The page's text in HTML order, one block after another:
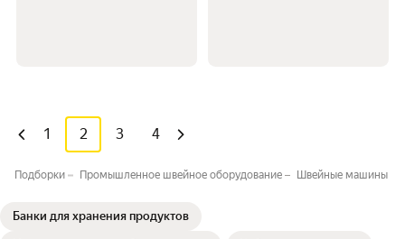
1 2 3 4
Подборки Промышленное швейное оборудование Швейные машины
Банки для хранения продуктов